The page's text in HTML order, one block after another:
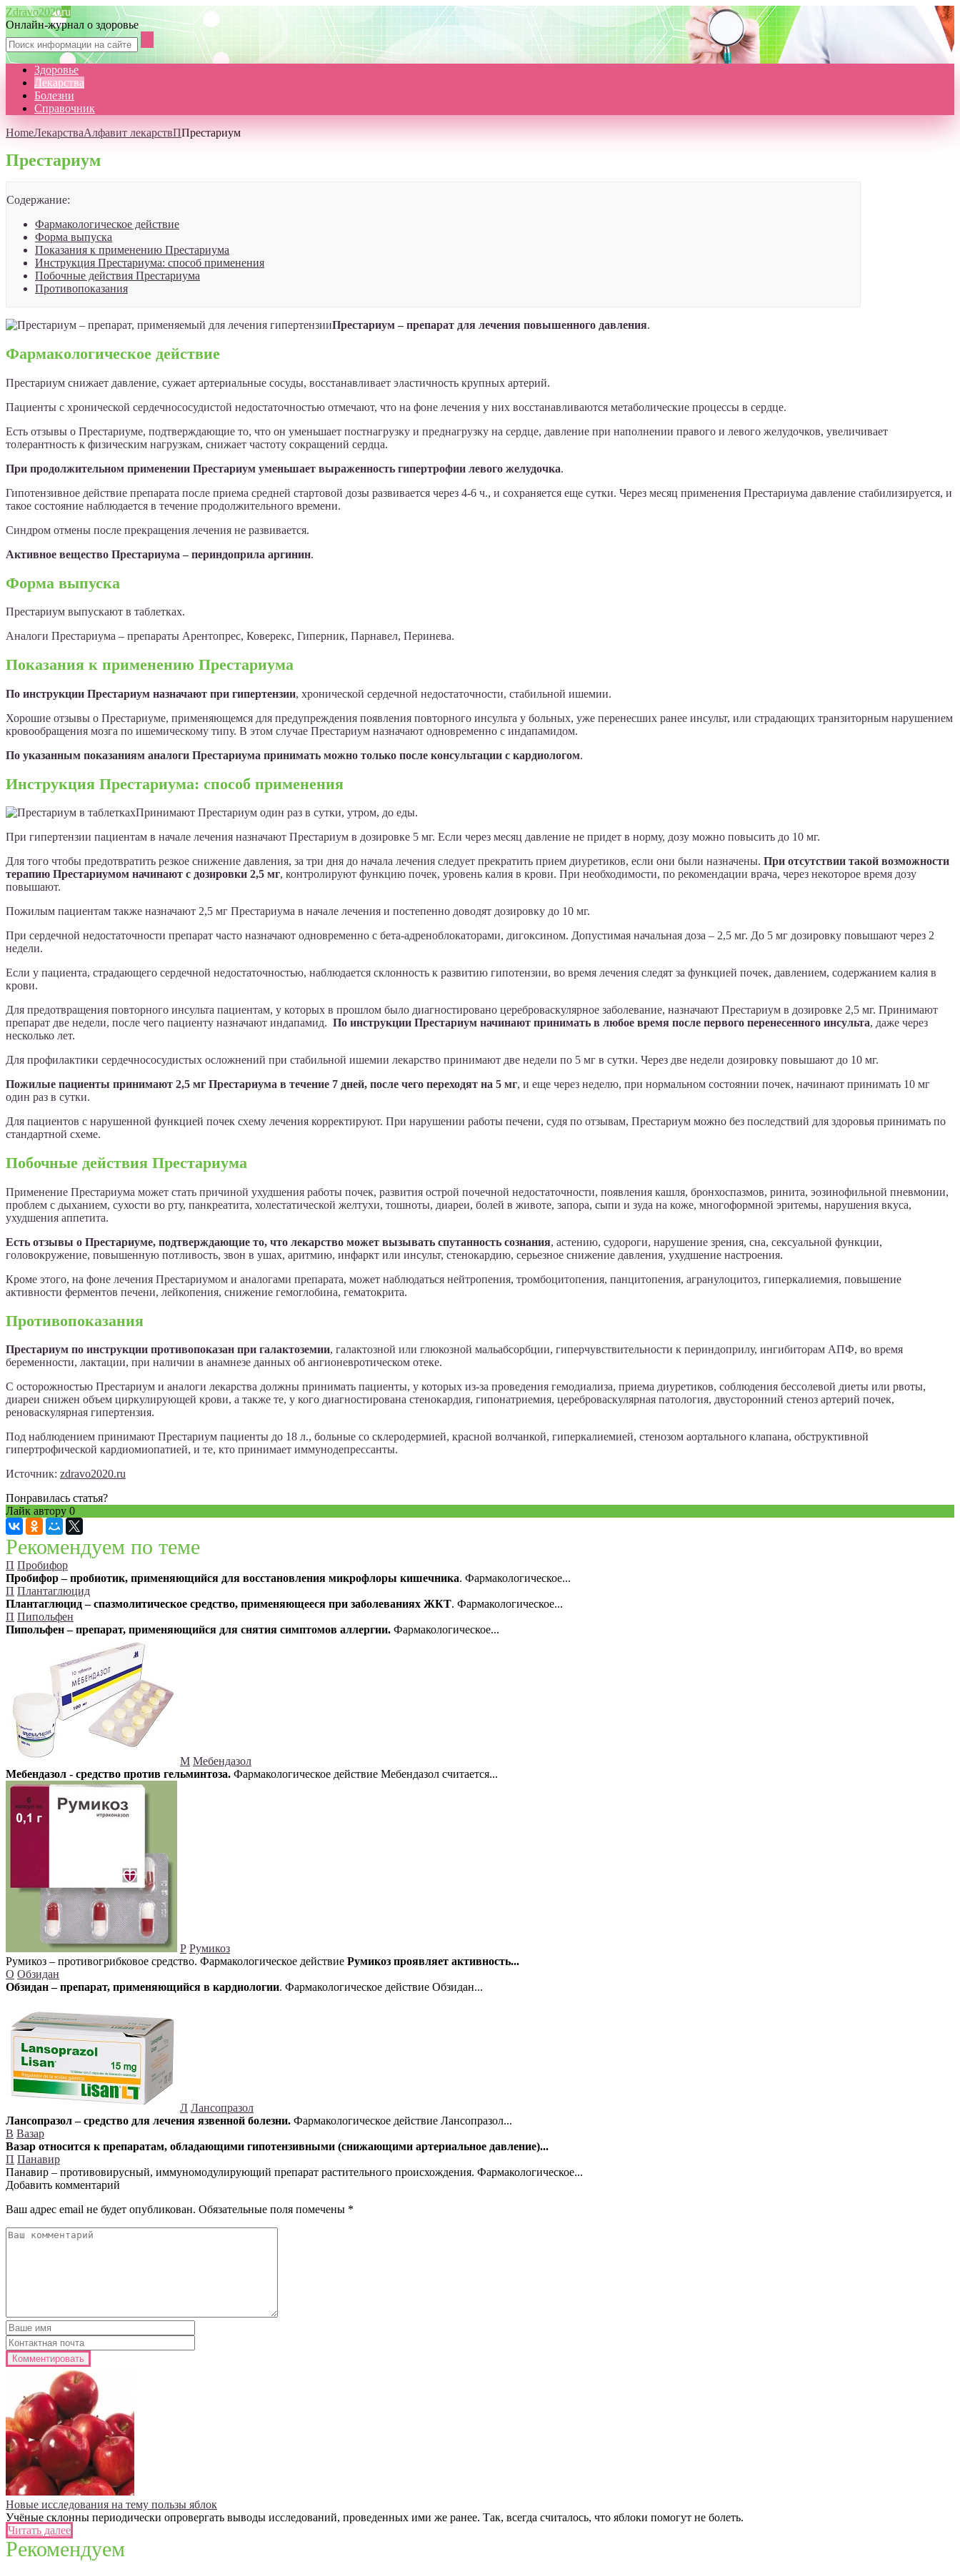
Zdravo2020ru
Онлайн-журнал о здоровье
Здоровье
Лекарства
Болезни
Справочник
HomeЛекарстваАлфавит лекарствППрестариум
Престариум
Содержание:
Фармакологическое действие
Форма выпуска
Показания к применению Престариума
Инструкция Престариума: способ применения
Побочные действия Престариума
Противопоказания
Престариум – препарат для лечения повышенного давления.
Фармакологическое действие
Престариум снижает давление, сужает артериальные сосуды, восстанавливает эластичность крупных артерий.
Пациенты с хронической сердечнососудистой недостаточностью отмечают, что на фоне лечения у них восстанавливаются метаболические процессы в сердце.
Есть отзывы о Престариуме, подтверждающие то, что он уменьшает постнагрузку и преднагрузку на сердце, давление при наполнении правого и левого желудочков, увеличивает
толерантность к физическим нагрузкам, снижает частоту сокращений сердца.
При продолжительном применении Престариум уменьшает выраженность гипертрофии левого желудочка.
Гипотензивное действие препарата после приема средней стартовой дозы развивается через 4-6 ч., и сохраняется еще сутки. Через месяц применения Престариума давление стабилизируется, и
такое состояние наблюдается в течение продолжительного времени.
Синдром отмены после прекращения лечения не развивается.
Активное вещество Престариума – периндоприла аргинин.
Форма выпуска
Престариум выпускают в таблетках.
Аналоги Престариума – препараты Арентопрес, Коверекс, Гиперник, Парнавел, Перинева.
Показания к применению Престариума
По инструкции Престариум назначают при гипертензии, хронической сердечной недостаточности, стабильной ишемии.
Хорошие отзывы о Престариуме, применяющемся для предупреждения появления повторного инсульта у больных, уже перенесших ранее инсульт, или страдающих транзиторным нарушением
кровообращения мозга по ишемическому типу. В этом случае Престариум назначают одновременно с индапамидом.
По указанным показаниям аналоги Престариума принимать можно только после консультации с кардиологом.
Инструкция Престариума: способ применения
Принимают Престариум один раз в сутки, утром, до еды.
При гипертензии пациентам в начале лечения назначают Престариум в дозировке 5 мг. Если через месяц давление не придет в норму, дозу можно повысить до 10 мг.
Для того чтобы предотвратить резкое снижение давления, за три дня до начала лечения следует прекратить прием диуретиков, если они были назначены. При отсутствии такой возможности
терапию Престариумом начинают с дозировки 2,5 мг, контролируют функцию почек, уровень калия в крови. При необходимости, по рекомендации врача, через некоторое время дозу
повышают.
Пожилым пациентам также назначают 2,5 мг Престариума в начале лечения и постепенно доводят дозировку до 10 мг.
При сердечной недостаточности препарат часто назначают одновременно с бета-адреноблокаторами, дигоксином. Допустимая начальная доза – 2,5 мг. До 5 мг дозировку повышают через 2
недели.
Если у пациента, страдающего сердечной недостаточностью, наблюдается склонность к развитию гипотензии, во время лечения следят за функцией почек, давлением, содержанием калия в
крови.
Для предотвращения повторного инсульта пациентам, у которых в прошлом было диагностировано цереброваскулярное заболевание, назначают Престариум в дозировке 2,5 мг. Принимают
препарат две недели, после чего пациенту назначают индапамид. По инструкции Престариум начинают принимать в любое время после первого перенесенного инсульта, даже через
несколько лет.
Для профилактики сердечнососудистых осложнений при стабильной ишемии лекарство принимают две недели по 5 мг в сутки. Через две недели дозировку повышают до 10 мг.
Пожилые пациенты принимают 2,5 мг Престариума в течение 7 дней, после чего переходят на 5 мг, и еще через неделю, при нормальном состоянии почек, начинают принимать 10 мг
один раз в сутки.
Для пациентов с нарушенной функцией почек схему лечения корректируют. При нарушении работы печени, судя по отзывам, Престариум можно без последствий для здоровья принимать по
стандартной схеме.
Побочные действия Престариума
Применение Престариума может стать причиной ухудшения работы почек, развития острой почечной недостаточности, появления кашля, бронхоспазмов, ринита, эозинофильной пневмонии,
проблем с дыханием, сухости во рту, панкреатита, холестатической желтухи, тошноты, диареи, болей в животе, запора, сыпи и зуда на коже, многоформной эритемы, нарушения вкуса,
ухудшения аппетита.
Есть отзывы о Престариуме, подтверждающие то, что лекарство может вызывать спутанность сознания, астению, судороги, нарушение зрения, сна, сексуальной функции,
головокружение, повышенную потливость, звон в ушах, аритмию, инфаркт или инсульт, стенокардию, серьезное снижение давления, ухудшение настроения.
Кроме этого, на фоне лечения Престариумом и аналогами препарата, может наблюдаться нейтропения, тромбоцитопения, панцитопения, агранулоцитоз, гиперкалиемия, повышение
активности ферментов печени, лейкопения, снижение гемоглобина, гематокрита.
Противопоказания
Престариум по инструкции противопоказан при галактоземии, галактозной или глюкозной мальабсорбции, гиперчувствительности к периндоприлу, ингибиторам АПФ, во время
беременности, лактации, при наличии в анамнезе данных об ангионевротическом отеке.
С осторожностью Престариум и аналоги лекарства должны принимать пациенты, у которых из-за проведения гемодиализа, приема диуретиков, соблюдения бессолевой диеты или рвоты,
диареи снижен объем циркулирующей крови, а также те, у кого диагностирована стенокардия, гипонатриемия, цереброваскулярная патология, двусторонний стеноз артерий почек,
реноваскулярная гипертензия.
Под наблюдением принимают Престариум пациенты до 18 л., больные со склеродермией, красной волчанкой, гиперкалиемией, стенозом аортального клапана, обструктивной
гипертрофической кардиомиопатией, и те, кто принимает иммунодепрессанты.
Источник: zdravo2020.ru
Понравилась статья?
Лайк автору 0
Рекомендуем по теме
П Пробифор
Пробифор – пробиотик, применяющийся для восстановления микрофлоры кишечника. Фармакологическое...
П Плантаглюцид
Плантаглюцид – спазмолитическое средство, применяющееся при заболеваниях ЖКТ. Фармакологическое...
П Пипольфен
Пипольфен – препарат, применяющийся для снятия симптомов аллергии. Фармакологическое...
М Мебендазол
Мебендазол - средство против гельминтоза. Фармакологическое действие Мебендазол считается...
Р Румикоз
Румикоз – противогрибковое средство. Фармакологическое действие Румикоз проявляет активность...
О Обзидан
Обзидан – препарат, применяющийся в кардиологии. Фармакологическое действие Обзидан...
Л Лансопразол
Лансопразол – средство для лечения язвенной болезни. Фармакологическое действие Лансопразол...
В Вазар
Вазар относится к препаратам, обладающими гипотензивными (снижающими артериальное давление)...
П Панавир
Панавир – противовирусный, иммуномодулирующий препарат растительного происхождения. Фармакологическое...
Добавить комментарий
Ваш адрес email не будет опубликован. Обязательные поля помечены *
Новые исследования на тему пользы яблок
Учёные склонны периодически опровергать выводы исследований, проведенных ими же ранее. Так, всегда считалось, что яблоки помогут не болеть.
Читать далее
Рекомендуем